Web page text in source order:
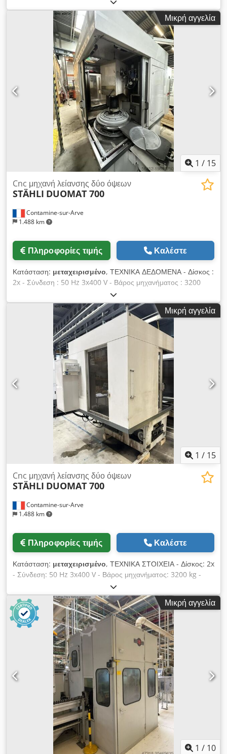
5 / 180 mm Μέγιστη διάμετρος τεμαχίου: 200 mm Βάρος
μηχανήματος περ. 15,0 τ Διαστάσεις χώρου περ. Μ 3,1 x Π 4,0
x Υ 2,7 m Διατίθενται 2 μηχανήματα. Ένα μηχάνημα είναι
κατάλληλο για προ-λείανση και το άλλο για τελική λείανση. Τα
μηχανήματα έχουν χρησιμοποιηθεί για την παραγωγή μπιελών.
Κατά την εκτίμησή μας το μηχάνημα βρίσκεται σε καλή
μεταχειρισμένη κατάσταση. Περιφερειακά, απεικονιζόμενα
εργαλεία και μέσα συγκράτησης συμπεριλαμβάνονται μόνο αν
αυτό αναφέρεται στις πρόσθετες πληροφορίες. Επιφυλάξεις για
αλλαγές και σφάλματα στα τεχνικά δεδομένα και στοιχεία,
καθώς και για ενδιάμεση πώληση!
Μικρή αγγελία
1 / 15
Contamine-sur-Arve
1.488 km
Cnc μηχανή λείανσης δύο όψεων
STÄHLI DUOMAT 700
Πληροφορίες τιμής Καλέστε
Κατάσταση: μεταχειρισμένο, ΤΕΧΝΙΚΑ ΔΕΔΟΜΕΝΑ - Δίσκος :
2x - Σύνδεση : 50 Hz 3x400 V - Βάρος μηχανήματος : 3200
[kg] - Ώρες σε τάση : 94 787 [ώρες] Crjdpfx Asw Ulnhom Ejf -
Διάμετρος δίσκων : 700 [mm] - Ύψος δίσκων : 200 [mm] -
Μέγιστο ύψος τεμαχίου : 100 [mm]
Μικρή αγγελία
1 / 15
Contamine-sur-Arve
1.488 km
Cnc μηχανή λείανσης δύο όψεων
STÄHLI DUOMAT 700
Πληροφορίες τιμής Καλέστε
Κατάσταση: μεταχειρισμένο, ΤΕΧΝΙΚΑ ΣΤΟΙΧΕΙΑ - Δίσκος: 2x
- Σύνδεση: 50 Hz 3x400 V - Βάρος μηχανήματος: 3200 kg -
Ώρες υπό ρεύμα: 99.287 ώρ. - Διάμετρος δίσκων: 700 mm
Cjdpfx Amsw Ulnbo Ejrf - Ύψος δίσκων: 200 mm - Μέγιστο
ύψος κατεργαζόμενου τεμαχίου: 100 mm ΕΞΑΡΤΗΜΑΤΑ -
Σύστημα απορρόφησης: 1 - Δεξαμενή ψυκτικού: 1 - Υδραυλικό
συγκρότημα: 1 - Εργαλεία: 1 - Δοχείο συλλογής: 1
Μικρή αγγελία
1 / 10